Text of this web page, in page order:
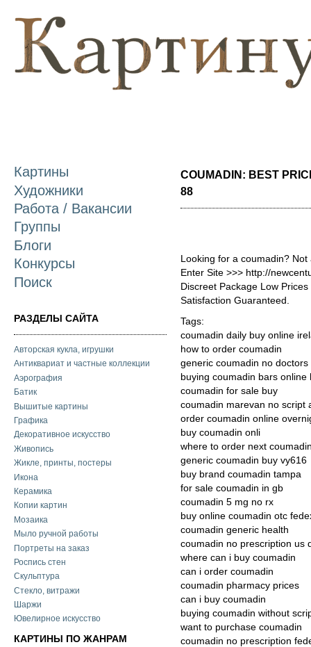
Картины
Художники
Работа / Вакансии
Группы
Блоги
Конкурсы
Поиск
РАЗДЕЛЫ САЙТА
Авторская кукла, игрушки
Антиквариат и частные коллекции
Аэрография
Батик
Вышитые картины
Графика
Декоративное искусство
Живопись
Жикле, принты, постеры
Икона
Керамика
Копии картин
Мозаика
Мыло ручной работы
Портреты на заказ
Роспись стен
Скульптура
Стекло, витражи
Шаржи
Ювелирное искусство
КАРТИНЫ ПО ЖАНРАМ
COUMADIN: BEST
88
Looking for a coumadin?
Enter Site >>> http://
Discreet Package Low
Satisfaction Guaranteed.
Tags:
coumadin daily buy online
how to order coumadin
generic coumadin no doctors
buying coumadin bars online
coumadin for sale buy
coumadin marevan no script
order coumadin online
buy coumadin onli
where to order next
generic coumadin buy vy616
buy brand coumadin tampa
for sale coumadin in gb
coumadin 5 mg no rx
buy online coumadin otc
coumadin generic health
coumadin no prescription us
where can i buy coumadin
can i order coumadin
coumadin pharmacy prices
can i buy coumadin
buying coumadin without
want to purchase coumadin
coumadin no prescription